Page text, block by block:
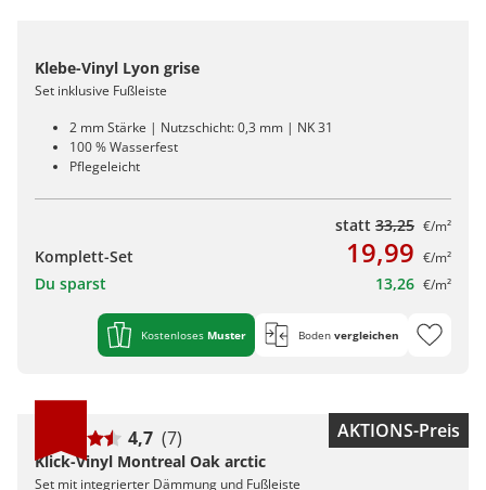
Klebe-Vinyl Lyon grise
Set inklusive Fußleiste
2 mm Stärke | Nutzschicht: 0,3 mm | NK 31
100 % Wasserfest
Pflegeleicht
statt 33,25 €/m²
Komplett-Set 19,99 €/m²
Du sparst 13,26 €/m²
Kostenloses Muster Boden vergleichen
AKTIONS-Preis
4,7 (7)
Klick-Vinyl Montreal Oak arctic
Set mit integrierter Dämmung und Fußleiste